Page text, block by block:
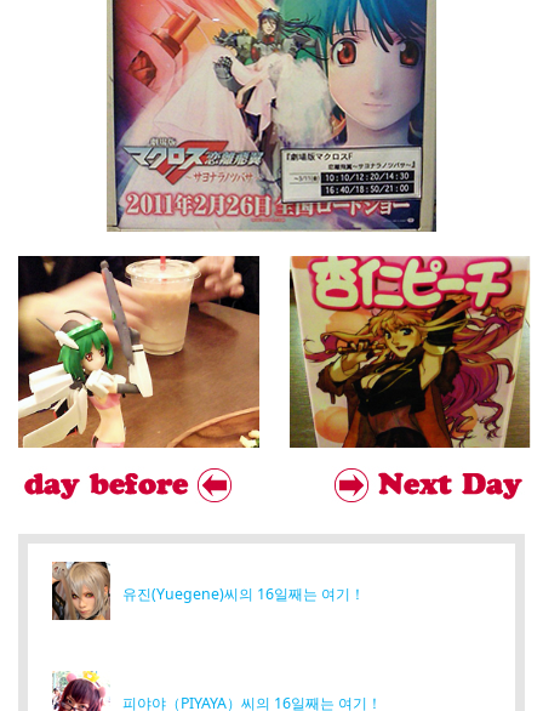
유진(Yuegene)씨의 16일째는 여기！
피야야（PIYAYA）씨의 16일째는 여기！